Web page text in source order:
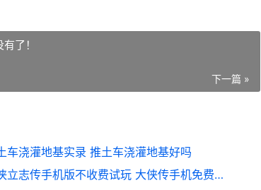
有了！
下一篇 »
车浇灌地基实录 推土车浇灌地基好吗
大侠立志传手机版不收费试玩 大侠传手机免费版下载